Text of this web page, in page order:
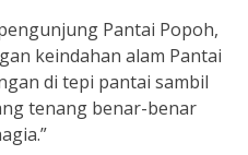
Pantai Popoh,
keindahan alam Pantai
di tepi pantai sambil
tenang benar-benar